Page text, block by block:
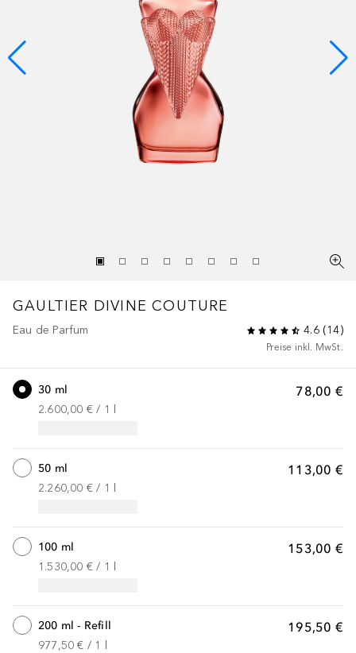
GAULTIER DIVINE COUTURE
Eau de Parfum 4.6(14)
Preise inkl. MwSt.
78,00 €
30 ml
2.600,00 € / 1
113,00 €
50 ml
2.260,00 € / 1
153,00 €
100 ml
1.530,00 € / 1
195,50 €
200 ml - Refill
977,50 € / 1